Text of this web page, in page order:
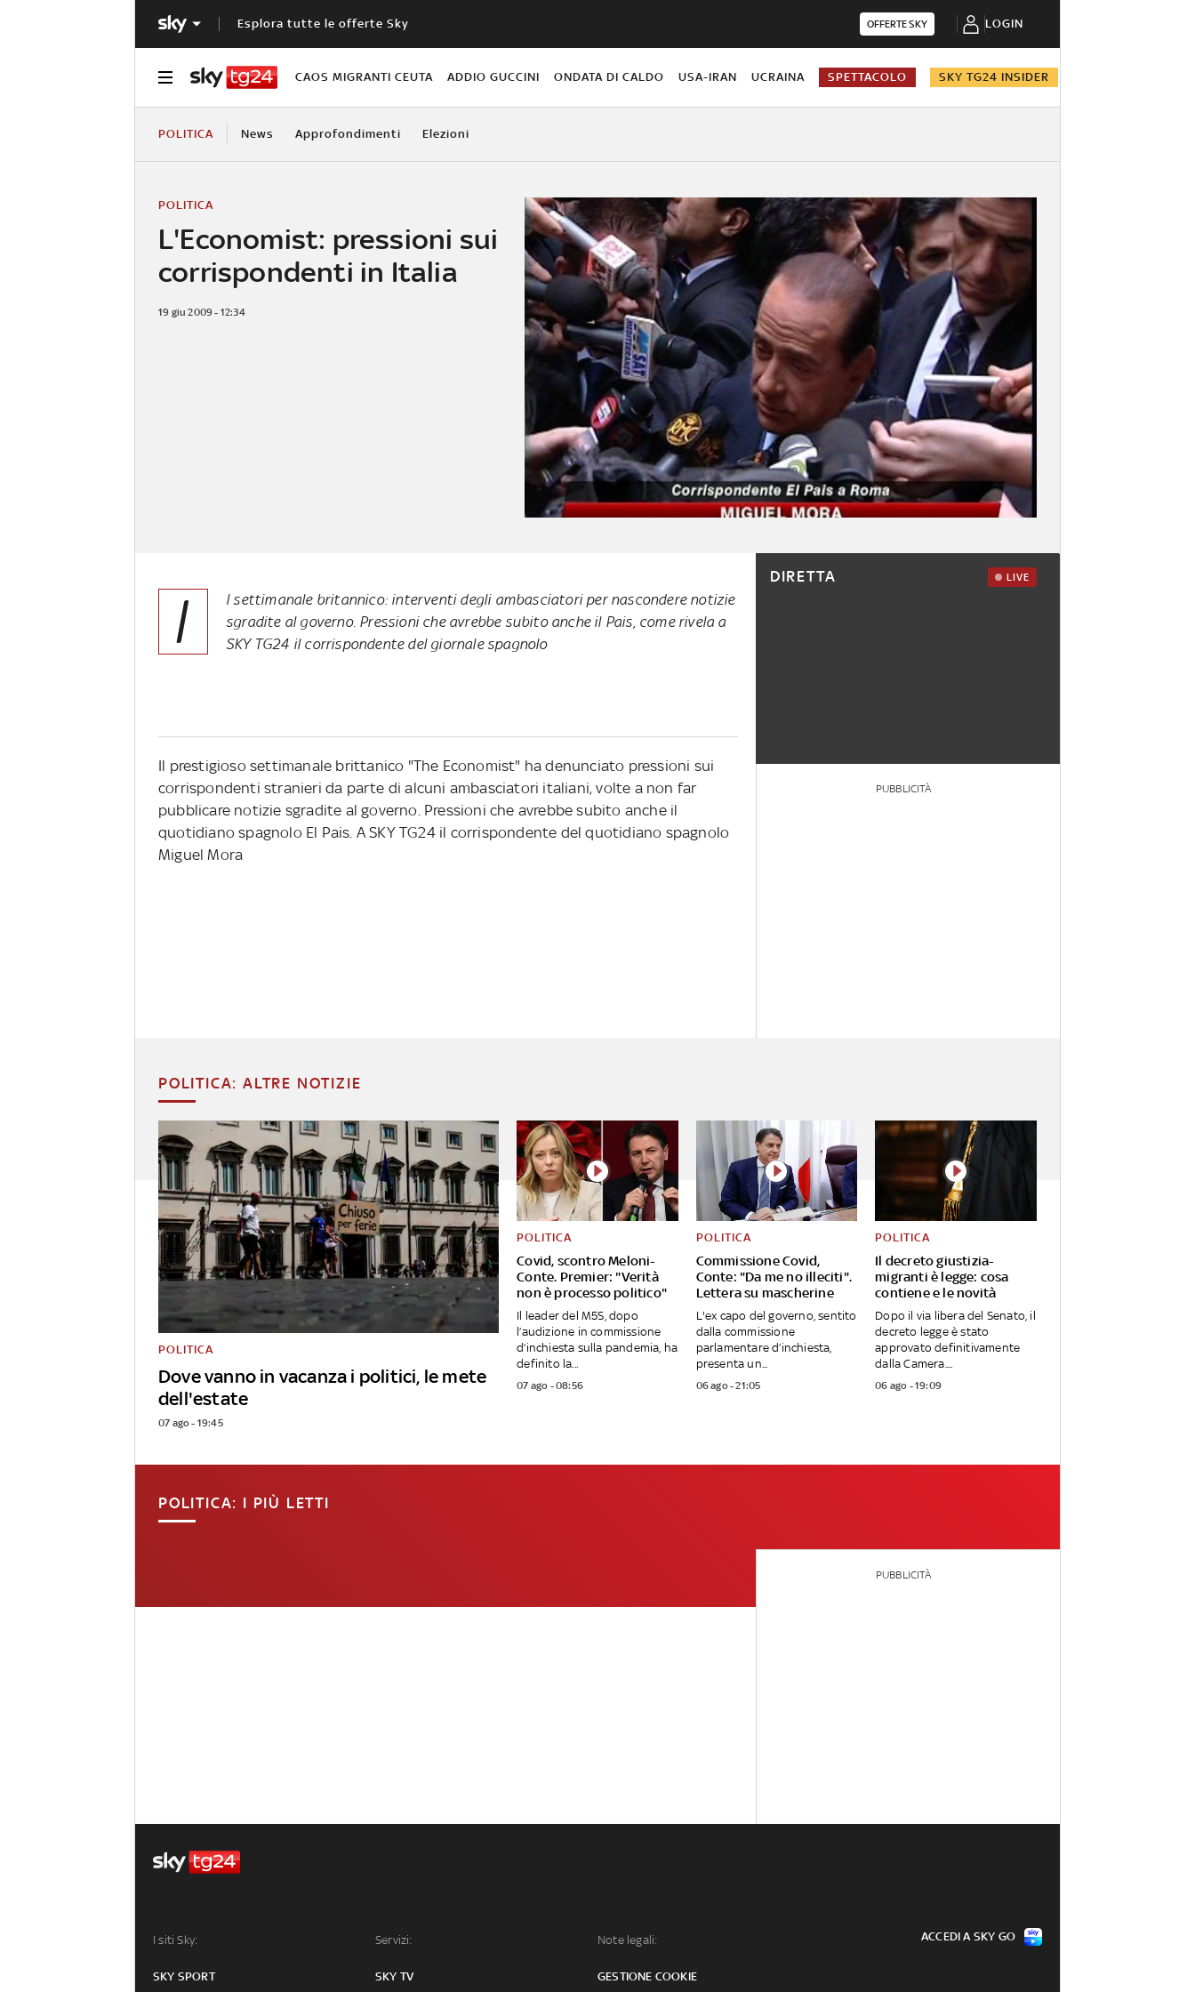
Esplora tutte le offerte Sky OFFERTE SKY LOGIN
CAOS MIGRANTI CEUTA ADDIO GUCCINI ONDATA DI CALDO USA-IRAN UCRAINA SPETTACOLO SKY TG24 INSIDER
POLITICA News Approfondimenti Elezioni
L'Economist: pressioni sui
corrispondenti in Italia
POLITICA
19 giu 2009 - 12:34
I
l settimanale britannico: interventi degli ambasciatori per nascondere notizie
sgradite al governo. Pressioni che avrebbe subito anche il Pais, come rivela a
SKY TG24 il corrispondente del giornale spagnolo
Il prestigioso settimanale brittanico "The Economist" ha denunciato pressioni sui
corrispondenti stranieri da parte di alcuni ambasciatori italiani, volte a non far
pubblicare notizie sgradite al governo. Pressioni che avrebbe subito anche il
quotidiano spagnolo El Pais. A SKY TG24 il corrispondente del quotidiano spagnolo
Miguel Mora
DIRETTA LIVE
PUBBLICITÀ
POLITICA: ALTRE NOTIZIE
Dove vanno in vacanza i politici, le mete
dell'estate
POLITICA
07 ago - 19:45
Covid, scontro Meloni-
Conte. Premier: "Verità
non è processo politico"
POLITICA
Il leader del M5S, dopo
l’audizione in commissione
d’inchiesta sulla pandemia, ha
definito la...
07 ago - 08:56
Commissione Covid,
Conte: "Da me no illeciti".
Lettera su mascherine
POLITICA
L'ex capo del governo, sentito
dalla commissione
parlamentare d’inchiesta,
presenta un...
06 ago - 21:05
Il decreto giustizia-
migranti è legge: cosa
contiene e le novità
POLITICA
Dopo il via libera del Senato, il
decreto legge è stato
approvato definitivamente
dalla Camera....
06 ago - 19:09
POLITICA: I PIÙ LETTI
PUBBLICITÀ
I siti Sky:
SKY SPORT
Servizi:
SKY TV
Note legali:
GESTIONE COOKIE
ACCEDI A SKY GO